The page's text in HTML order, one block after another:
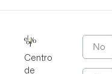
Centro
de